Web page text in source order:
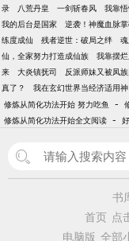
录
八荒丹皇 一剑斩春风 我靠
我的后台是国家
逆袭！神魔血脉
练度成仙
残者逆世：破局之绊
仙，全家努力打造成仙族
我靠摆
来
大炎镇抚司 反派师妹又被凤
真了？
我在玄幻世界当经济适用神
修炼从简化功法开始 努力吃鱼
-
修炼从简化功法开始全文阅读 -
书
首页 点
电脑版 全部